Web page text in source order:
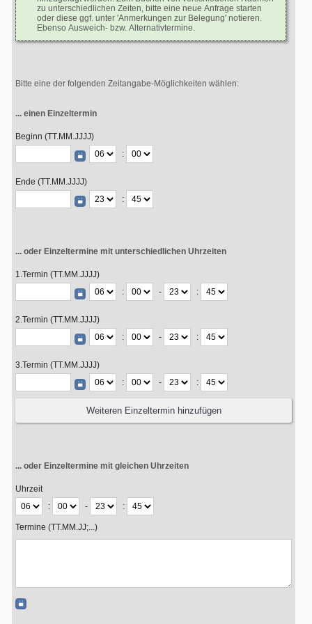
zu unterschiedlichen Zeiten, bitte eine neue Anfrage starten
oder diese ggf. unter 'Anmerkungen zur Belegung' notieren.
Ebenso Ausweich- bzw. Alternativtermine.
Bitte eine der folgenden Zeitangabe-Möglichkeiten wählen:
... einen Einzeltermin
Beginn (TT.MM.JJJJ)
:
Ende (TT.MM.JJJJ)
:
... oder Einzeltermine mit unterschiedlichen Uhrzeiten
1.Termin (TT.MM.JJJJ)
:
- :
2.Termin (TT.MM.JJJJ)
:
- :
3.Termin (TT.MM.JJJJ)
:
- :
... oder Einzeltermine mit gleichen Uhrzeiten
Uhrzeit
:
- :
Termine (TT.MM.JJ;...)